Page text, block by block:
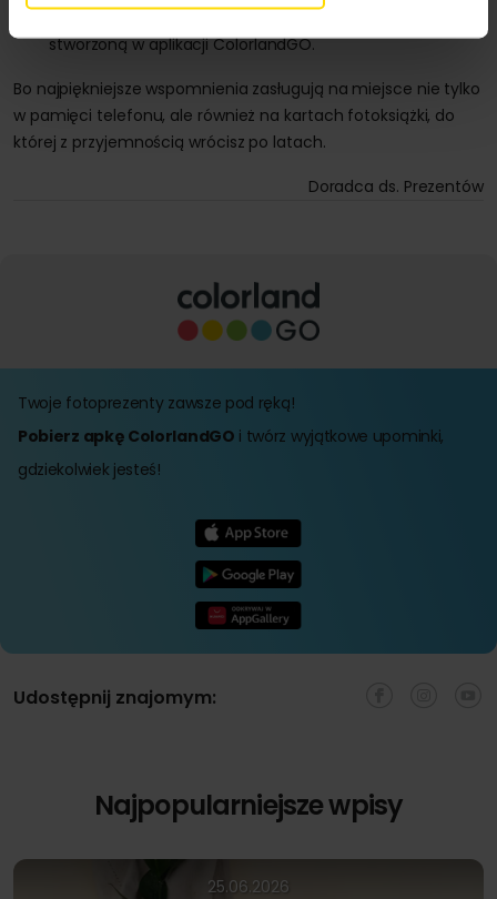
stworzoną w aplikacji ColorlandGO.
Bo najpiękniejsze wspomnienia zasługują na miejsce nie tylko
w pamięci telefonu, ale również na kartach fotoksiążki, do
której z przyjemnością wrócisz po latach.
Doradca ds. Prezentów
Twoje fotoprezenty zawsze pod ręką!
Pobierz apkę ColorlandGO i twórz wyjątkowe upominki,
gdziekolwiek jesteś!
Udostępnij znajomym:
Najpopularniejsze wpisy
25.06.2026